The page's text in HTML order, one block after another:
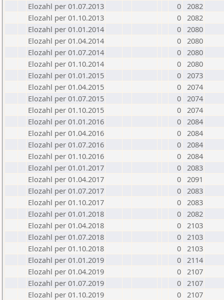
Elozahl per 01.07.2013
0 2082
Elozahl per 01.10.2013
0 2082
Elozahl per 01.01.2014
0 2080
Elozahl per 01.04.2014
0 2080
Elozahl per 01.07.2014
0 2080
Elozahl per 01.10.2014
0 2080
Elozahl per 01.01.2015
0 2073
Elozahl per 01.04.2015
0 2074
Elozahl per 01.07.2015
0 2074
Elozahl per 01.10.2015
0 2074
Elozahl per 01.01.2016
0 2084
Elozahl per 01.04.2016
0 2084
Elozahl per 01.07.2016
0 2084
Elozahl per 01.10.2016
0 2084
Elozahl per 01.01.2017
0 2083
Elozahl per 01.04.2017
0 2091
Elozahl per 01.07.2017
0 2083
Elozahl per 01.10.2017
0 2083
Elozahl per 01.01.2018
0 2082
Elozahl per 01.04.2018
0 2103
Elozahl per 01.07.2018
0 2103
Elozahl per 01.10.2018
0 2103
Elozahl per 01.01.2019
0 2114
Elozahl per 01.04.2019
0 2107
Elozahl per 01.07.2019
0 2107
Elozahl per 01.10.2019
0 2107